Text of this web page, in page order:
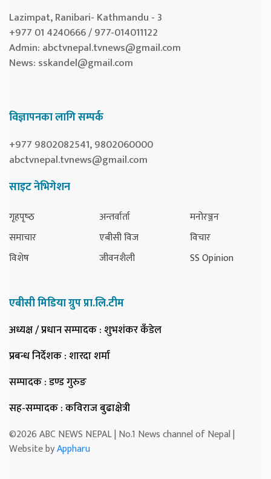
Lazimpat, Ranibari- Kathmandu - 3
+977 01 4240666 / 977-014011122
Admin: abctvnepal.tvnews@gmail.com
News: sskandel@gmail.com
विज्ञापनका लागि सम्पर्क
+977 9802082541, 9802060000
abctvnepal.tvnews@gmail.com
साइट नेभिगेशन
गृहपृष्‍ठ
समाचार
विशेष
अन्तर्वार्ता
एबीसी विज
जीवनशैली
मनोरञ्जन
विचार
SS Opinion
एबीसी मिडिया ग्रुप प्रा.लि.टीम
अध्यक्ष / प्रधान सम्पादक: शुभशंकर कँडेल
प्रबन्ध निर्देशक: शारदा शर्मा
सम्पादक: डण्ड गुरुङ
सह-सम्पादक: कविराज बुढाक्षेत्री
©2026 ABC NEWS NEPAL | No.1 News channel of Nepal |
Website byAppharu